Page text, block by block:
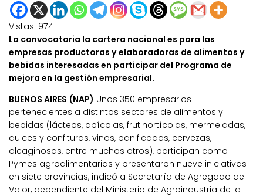
Vistas: 974
La convocatoria la cartera nacional es para las
empresas productoras y elaboradoras de alimentos y
bebidas interesadas en participar del Programa de
mejora en la gestión empresarial.
BUENOS AIRES (NAP) Unos 350 empresarios
pertenecientes a distintos sectores de alimentos y
bebidas (lácteos, apícolas, frutihortícolas, mermeladas,
dulces y confituras, vinos, panificados, cervezas,
oleaginosas, entre muchos otros), participan como
Pymes agroalimentarias y presentaron nueve iniciativas
en siete provincias, indicó a Secretaría de Agregado de
Valor, dependiente del Ministerio de Agroindustria de la